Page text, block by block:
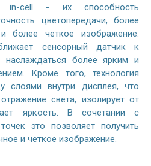
in-cell - их способность
цветопередачи, более
более четкое изображение.
сенсорный датчик к
более ярким и
Кроме того, технология
слоями внутри дисплея, что
света, изолирует от
яркость. В сочетании с
это позволяет получить
и четкое изображение.